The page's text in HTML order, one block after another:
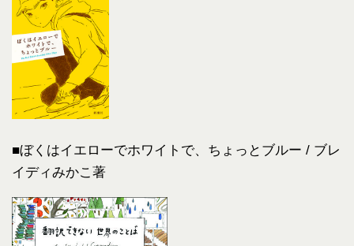
■ぼくはイエローでホワイトで、ちょっとブルー / ブレ
イディみかこ著